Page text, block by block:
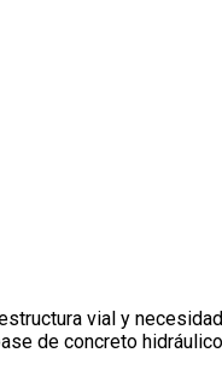
vial y
de concreto